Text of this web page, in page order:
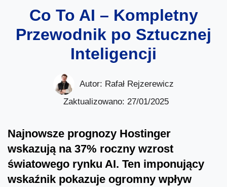
Co To AI – Kompletny
Przewodnik po Sztucznej
Inteligencji
Autor: Rafał Rejzerewicz
Zaktualizowano: 27/01/2025
Najnowsze prognozy Hostinger
wskazują na 37% roczny wzrost
światowego rynku AI. Ten imponujący
wskaźnik pokazuje ogromny wpływ